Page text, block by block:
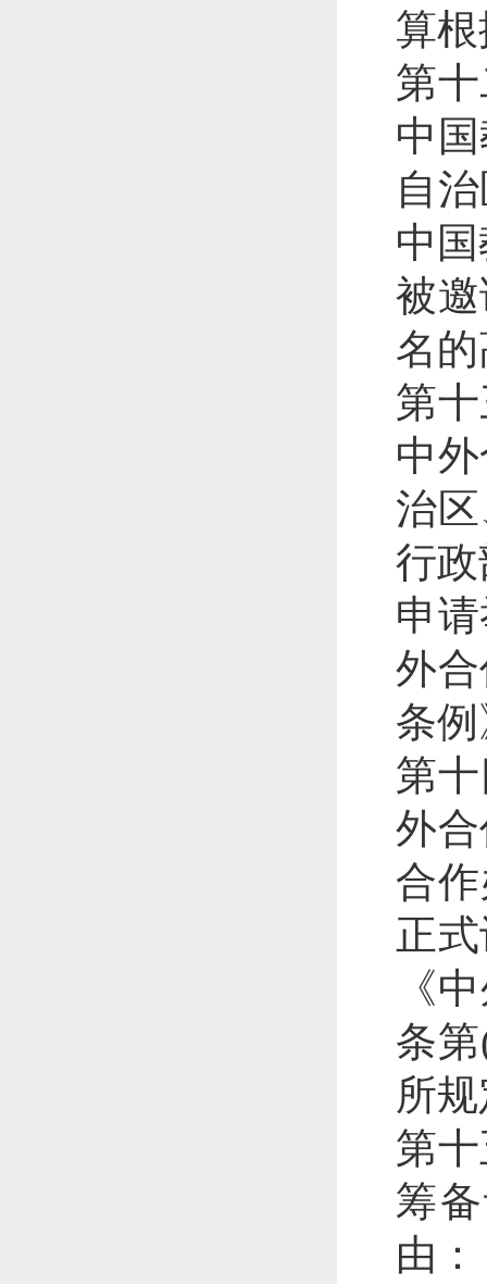
算
第
中
自
中
被
名
第
中
治
行
申
外
条
第
外
合
正
《
条
所
第
筹
由：